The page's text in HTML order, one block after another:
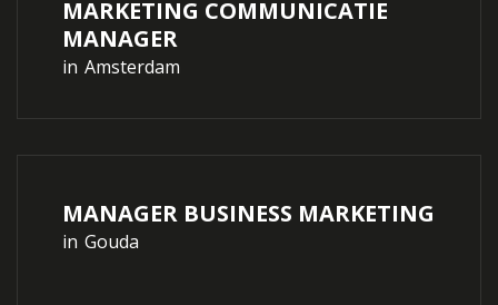
MARKETING COMMUNICATIE
MANAGER
in Amsterdam
MANAGER BUSINESS MARKETING
in Gouda